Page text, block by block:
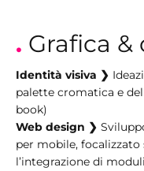
. Grafica &
Identità visiva ❯
palette cromatica e
book)
Web design ❯
per mobile, focalizzato
l’integrazione di